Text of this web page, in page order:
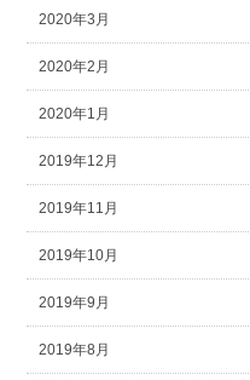
2020年3月
2020年2月
2020年1月
2019年12月
2019年11月
2019年10月
2019年9月
2019年8月